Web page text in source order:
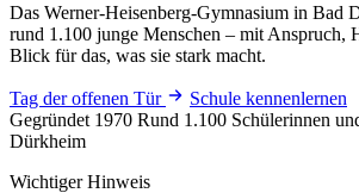
Das Werner-Heisenberg-Gymnasium in Bad
rund 1.100 junge Menschen – mit Anspruch,
Blick für das, was sie stark macht.
Tag der offenen Tür
Schule kennenlernen
Gegründet 1970 Rund 1.100 Schülerinnen
Dürkheim
Wichtiger Hinweis